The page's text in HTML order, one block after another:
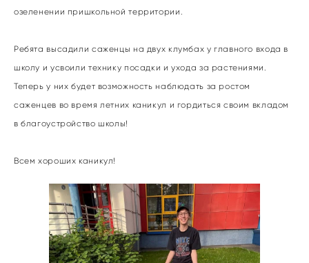
озеленении пришкольной территории.
Ребята высадили саженцы на двух клумбах у главного входа в
школу и усвоили технику посадки и ухода за растениями.
Теперь у них будет возможность наблюдать за ростом
саженцев во время летних каникул и гордиться своим вкладом
в благоустройство школы!
Всем хороших каникул!